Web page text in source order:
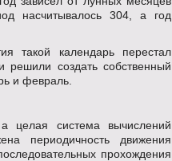
насчитывалось 304, а год
такой календарь перестал
решили создать собственный
и февраль.
система вычислений
периодичность движения
прохождения